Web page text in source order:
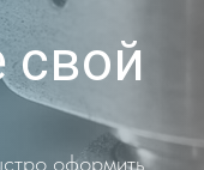
свой
оформить